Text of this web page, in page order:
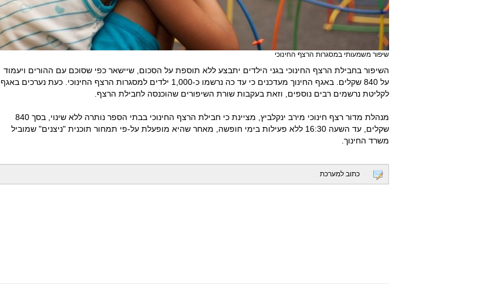
שיפור משמעותי במסגרות הרצף החינוכי
השיפור בחבילת הרצף החינוכי בגני הילדים יתבצע ללא תוספת על הסכום, שיישאר כפי שסוכם עם ההורים ויעמוד
על 840 שקלים. באגף החינוך מעדכנים כי עד כה נרשמו כ-1,000 ילדים למסגרות הרצף החינוכי. כעת נערכים באגף
לקליטת נרשמים רבים נוספים, וזאת בעקבות שורת השיפורים שהוכנסה לחבילת הרצף.
מנהלת מדור רצף חינוכי מירב ינקלביץ, מציינת כי חבילת הרצף החינוכי בבתי הספר נותרה ללא שינוי, בסך 840
שקלים, עד השעה 16:30 ללא פעילות בימי חופשה, מאחר שהיא מופעלת על-פי תמחור תוכנית "ניצנים" שמוביל
משרד החינוך.
כתוב למערכת